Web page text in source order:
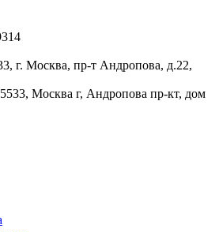
г. Москва, пр-т Андропова, д.22,
Москва г, Андропова пр-кт, дом